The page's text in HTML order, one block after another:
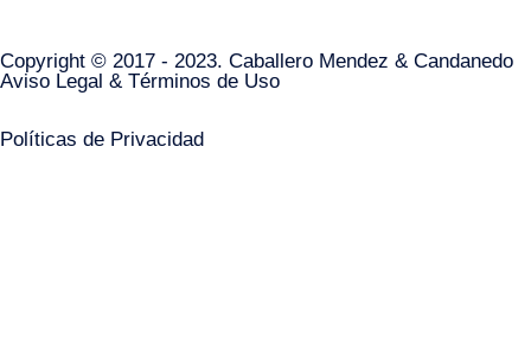
Copyright © 2017 - 2023. Caballero Mendez & Candanedo
Aviso Legal & Términos de Uso
Políticas de Privacidad